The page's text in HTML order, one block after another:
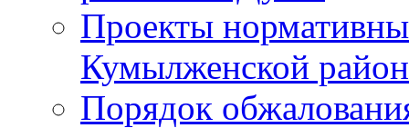
Проекты
Кумылженской
Порядок